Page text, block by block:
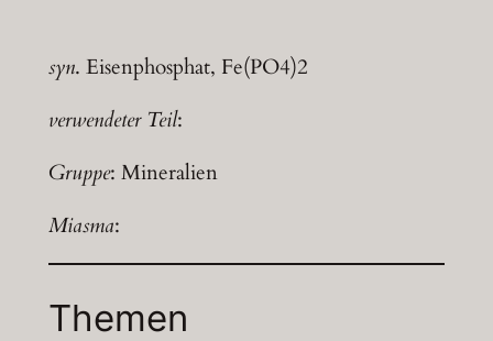
syn. Eisenphosphat, Fe(PO4)2
verwendeter Teil:
Gruppe: Mineralien
Miasma:
Themen